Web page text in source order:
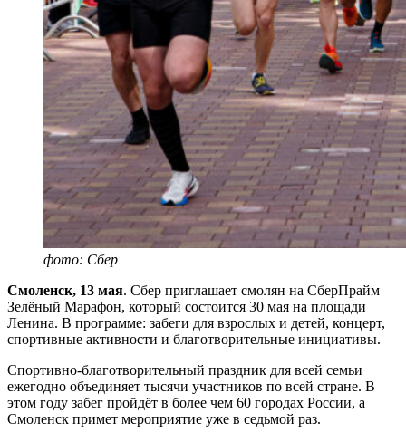
фото: Сбер
Смоленск, 13 мая. Сбер приглашает смолян на СберПрайм
Зелёный Марафон, который состоится 30 мая на площади
Ленина. В программе: забеги для взрослых и детей, концерт,
спортивные активности и благотворительные инициативы.
Спортивно-благотворительный праздник для всей семьи
ежегодно объединяет тысячи участников по всей стране. В
этом году забег пройдёт в более чем 60 городах России, а
Смоленск примет мероприятие уже в седьмой раз.